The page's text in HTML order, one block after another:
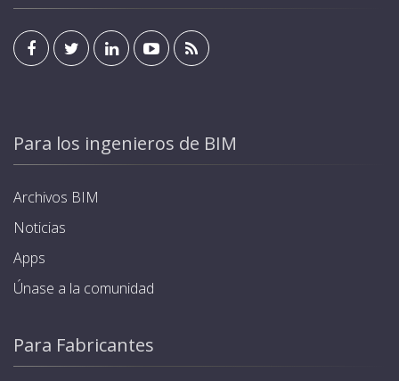
Para los ingenieros de BIM
Archivos BIM
Noticias
Apps
Únase a la comunidad
Para Fabricantes